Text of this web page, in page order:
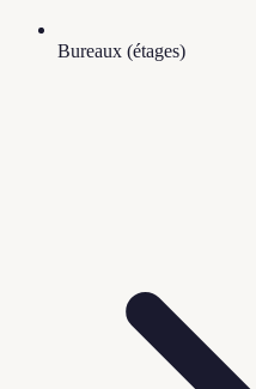
Bureaux (étages)